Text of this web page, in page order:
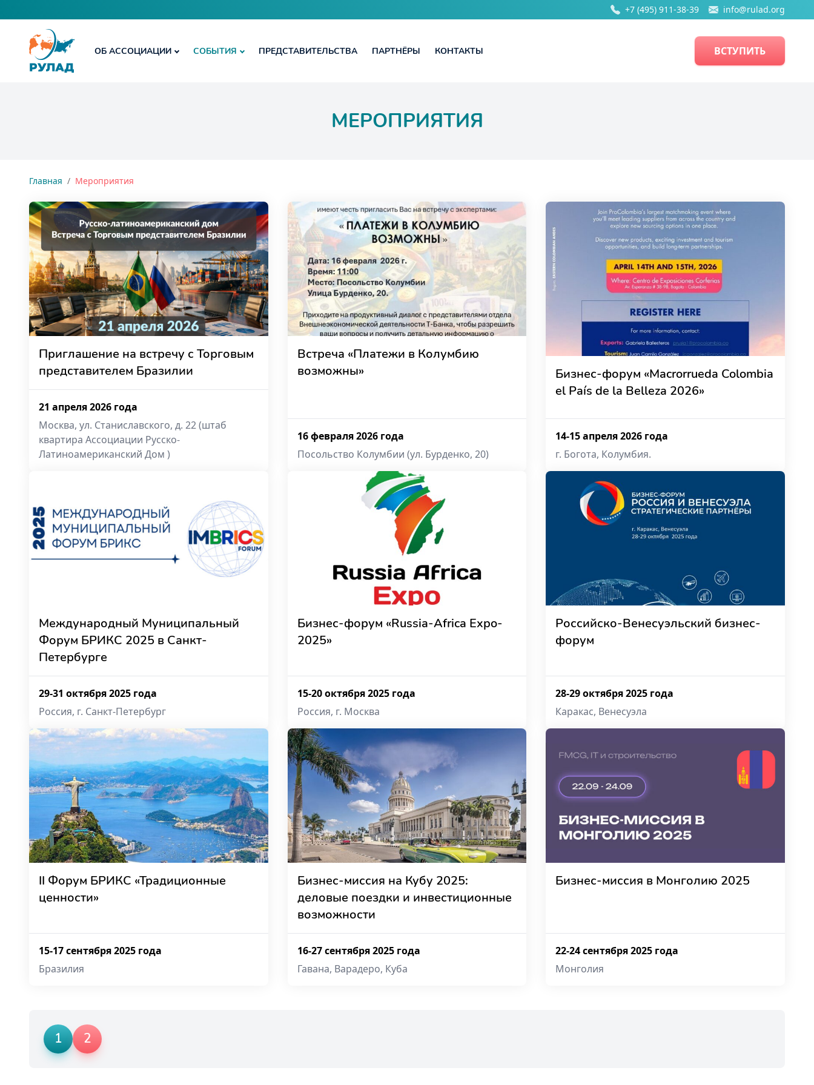
+7 (495) 911-38-39 info@rulad.org
ОБ АССОЦИАЦИИ СОБЫТИЯ ПРЕДСТАВИТЕЛЬСТВА ПАРТНЁРЫ КОНТАКТЫ ВСТУПИТЬ
МЕРОПРИЯТИЯ
Главная Мероприятия
Приглашение на встречу с Торговым
представителем Бразилии
21 апреля 2026 года
Москва, ул. Станиславского, д. 22 (штаб
квартира Ассоциации Русско-
Латиноамериканский Дом )
Встреча «Платежи в Колумбию
возможны»
16 февраля 2026 года
Посольство Колумбии (ул. Бурденко, 20)
Бизнес-форум «Macrorrueda Colombia
el País de la Belleza 2026»
14-15 апреля 2026 года
г. Богота, Колумбия.
Международный Муниципальный
Форум БРИКС 2025 в Санкт-
Петербурге
29-31 октября 2025 года
Россия, г. Санкт-Петербург
Бизнес-форум «Russia-Africa Expo-
2025»
15-20 октября 2025 года
Россия, г. Москва
Российско-Венесуэльский бизнес-
форум
28-29 октября 2025 года
Каракас, Венесуэла
II Форум БРИКС «Традиционные
ценности»
15-17 сентября 2025 года
Бразилия
Бизнес-миссия на Кубу 2025:
деловые поездки и инвестиционные
возможности
16-27 сентября 2025 года
Гавана, Варадеро, Куба
Бизнес-миссия в Монголию 2025
22-24 сентября 2025 года
Монголия
1 2